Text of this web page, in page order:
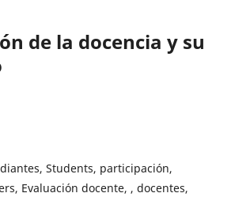
de la docencia y su
Students, participación,
Evaluación docente, , docentes,